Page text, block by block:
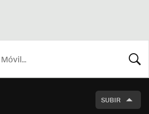
SUBIR